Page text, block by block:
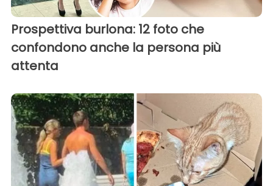
Prospettiva burlona: 12 foto che
confondono anche la persona più
attenta